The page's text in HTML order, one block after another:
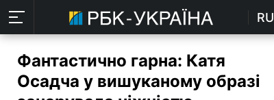
RU
Фантастично гарна: Катя
Осадча у вишуканому образі